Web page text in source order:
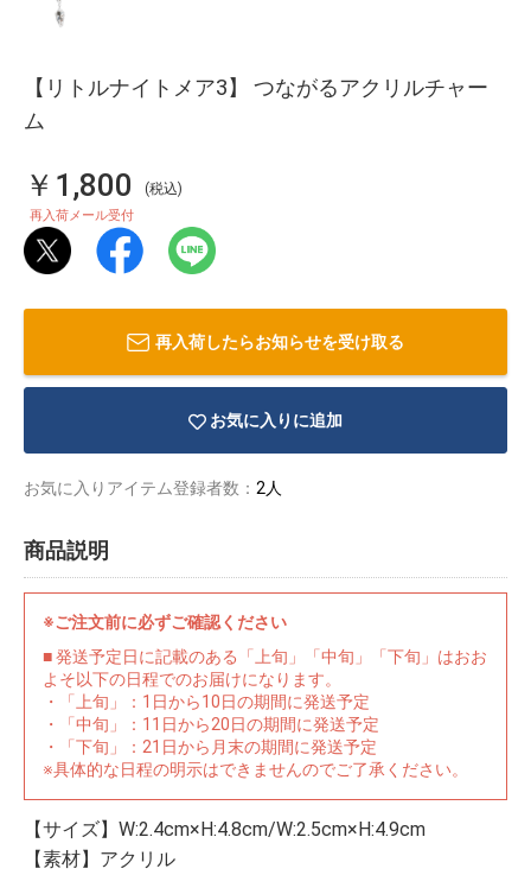
【リトルナイトメア3】 つながるアクリルチャー
ム
￥1,800 (税込)
再入荷メール受付
再入荷したらお知らせを受け取る
お気に入りに追加
お気に入りアイテム登録者数： 2人
商品説明
※ご注文前に必ずご確認ください
■ 発送予定日に記載のある「上旬」「中旬」「下旬」はおお
よそ以下の日程でのお届けになります。
・「上旬」：1日から10日の期間に発送予定
・「中旬」：11日から20日の期間に発送予定
・「下旬」：21日から月末の期間に発送予定
※具体的な日程の明示はできませんのでご了承ください。
【サイズ】W:2.4cm×H:4.8cm/W:2.5cm×H:4.9cm
【素材】アクリル
イラストレ
ーター
アダルトグ
ッズ